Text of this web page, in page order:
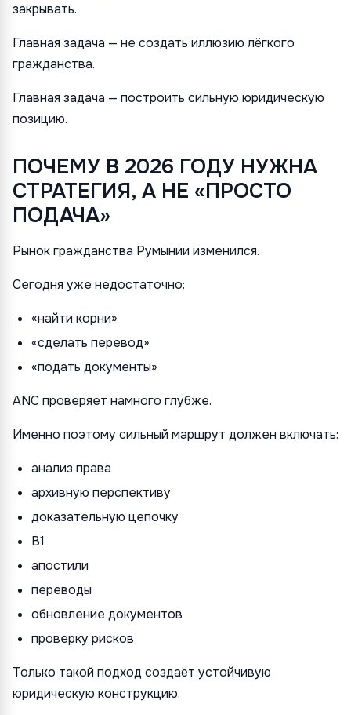
закрывать.
Главная задача — не создать иллюзию лёгкого
гражданства.
Главная задача — построить сильную юридическую
позицию.
ПОЧЕМУ В 2026 ГОДУ НУЖНА
СТРАТЕГИЯ, А НЕ «ПРОСТО
ПОДАЧА»
Рынок гражданства Румынии изменился.
Сегодня уже недостаточно:
«найти корни»
«сделать перевод»
«подать документы»
ANC проверяет намного глубже.
Именно поэтому сильный маршрут должен включать:
анализ права
архивную перспективу
доказательную цепочку
B1
апостили
переводы
обновление документов
проверку рисков
Только такой подход создаёт устойчивую
юридическую конструкцию.